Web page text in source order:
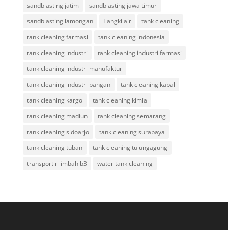
sandblasting jatim
sandblasting jawa timur
sandblasting lamongan
Tangki air
tank cleaning
tank cleaning farmasi
tank cleaning indonesia
tank cleaning industri
tank cleaning industri farmasi
tank cleaning industri manufaktur
tank cleaning industri pangan
tank cleaning kapal
tank cleaning kargo
tank cleaning kimia
tank cleaning madiun
tank cleaning semarang
tank cleaning sidoarjo
tank cleaning surabaya
tank cleaning tuban
tank cleaning tulungagung
transportir limbah b3
water tank cleaning